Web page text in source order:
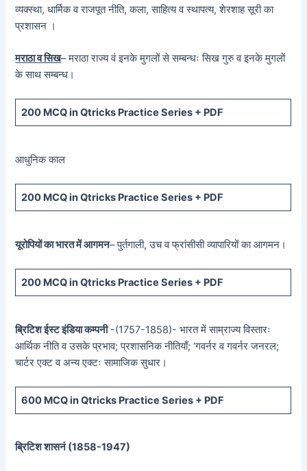
व्यक्स्था, धार्मिक व राजपूत नीति, कला, साहित्य व स्थापत्य, शेरशाह सूरी का
प्रशासन ।
मराठा व सिख– मराठा राज्य वं इनके मुगलों से सम्बन्धः सिख गुरु व इनके मुगलों
के साथ सम्बन्ध।
200 MCQ in Qtricks Practice Series + PDF
आधुनिक काल
200 MCQ in Qtricks Practice Series + PDF
यूरोपियों का भारत में आगमन– पुर्तगाली, उच व फ्रांसीसी व्यापारियों का आगमन।
200 MCQ in Qtricks Practice Series + PDF
ब्रिटिश ईस्ट इंडिया कम्पनी-(1757-1858)- भारत में साम्राज्य विस्तारः
आर्थिक नीति व उसके प्रभाव; प्रशासनिक नीतियाँ; ‘गवर्नर व गवर्नर जनरल;
चार्टर एक्ट व अन्य एक्टः सामाजिक सुधार।
600 MCQ in Qtricks Practice Series + PDF
ब्रिटिश शासनं (1858-1947)